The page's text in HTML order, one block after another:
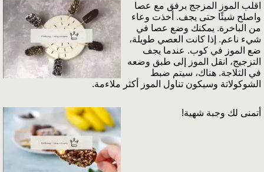
اقلب الموز المزجج برفق مع عصا
واصلح شيئًا حتى يجف. أخذت وعاء
من الباخرة. يمكنك وضع عصا في
شيء ناعم. إذا كانت العصي طويلة،
ضع الموز في كوب. عندما يجف
التزجيج، انقل الموز إلى طبق وضعه
في الثلاجة. هناك، سيتم ضبط
الشوكولاتة وسيكون تناول الموز أكثر ملاءمة.
أتمنى لك وجبة شهية!